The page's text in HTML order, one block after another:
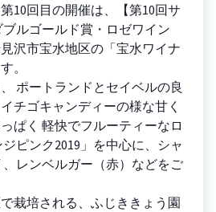
10回目の開催は、【第10回サ
ブルゴールド賞・ロゼワイン
沢市宝水地区の「宝水ワイナ
。
ポートランドとセイベルの良
チゴキャンディーの様な甘く
ぱく 軽快でフルーティーなロ
ピンク2019」を中心に、シャ
レンベルガー（赤）などをご
栽培される、ふじききょう園